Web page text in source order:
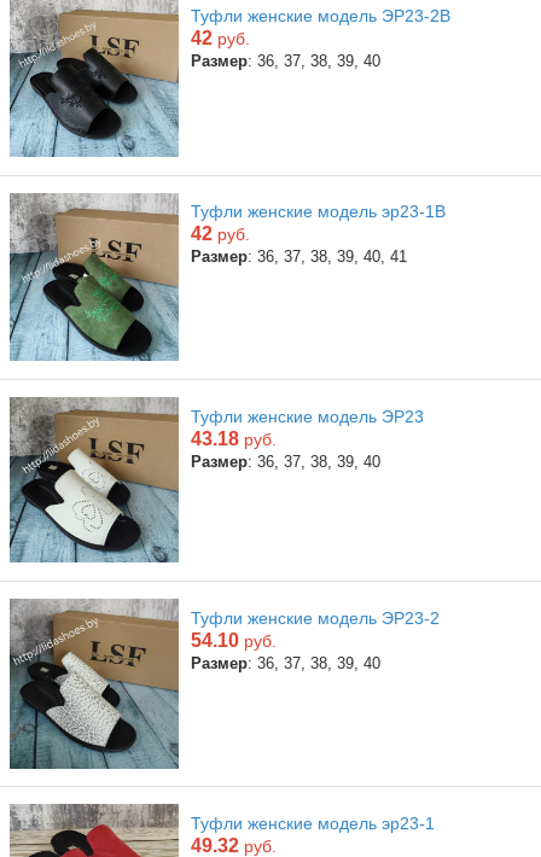
Туфли женские модель ЭР23-2В
42 руб.
Размер: 36, 37, 38, 39, 40
Туфли женские модель эр23-1В
42 руб.
Размер: 36, 37, 38, 39, 40, 41
Туфли женские модель ЭР23
43.18 руб.
Размер: 36, 37, 38, 39, 40
Туфли женские модель ЭР23-2
54.10 руб.
Размер: 36, 37, 38, 39, 40
Туфли женские модель эр23-1
49.32 руб.